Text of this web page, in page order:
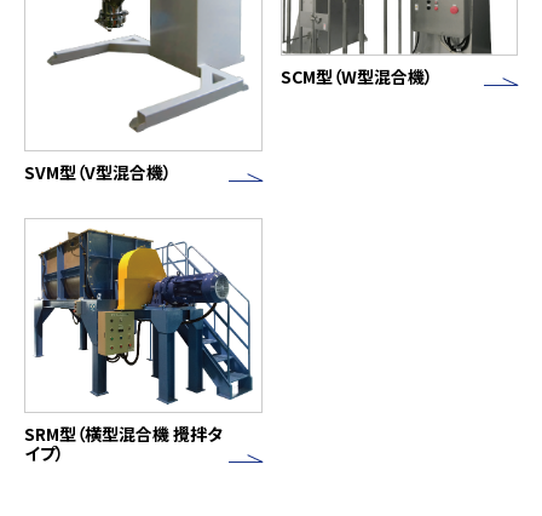
SVM型（V型混合機）
SCM型（W型混合機）
SRM型（横型混合機 攪拌タ
イプ）